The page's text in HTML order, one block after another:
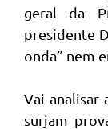
geral da
presidente
onda” nem
Vai analisar
surjam